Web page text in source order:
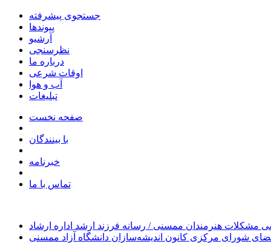
جستجوی پیشرفته
پیوندها
آرشیو
نظرسنجی
درباره ما
اوقات شرعی
آب و هوا
تبلیغات
صفحه نخست
با بینندگان
خبرنامه
تماس با ما
مشکلات هنرمندان ممسنی / رسانه فرزند ارشد اداره ارشاد
شورای مرکزی کانون اندیشه‌سازان دانشگاه آزاد ممسنی